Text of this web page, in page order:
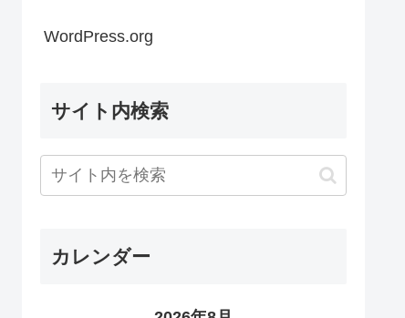
WordPress.org
サイト内検索
カレンダー